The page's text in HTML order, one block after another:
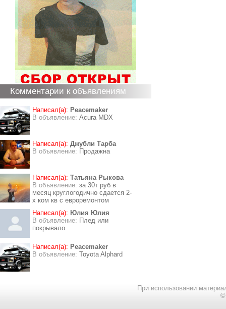
Комментарии к объявлениям
Написал(а): Peacemaker
В объявление: Acura MDX
Написал(а): Джубли Тарба
В объявление: Продажна
Написал(а): Татьяна Рыкова
В объявление: за 30т руб в
месяц круглогодично сдается 2-
х ком кв с евроремонтом
Написал(а): Юлия Юлия
В объявление: Плед или
покрывало
Написал(а): Peacemaker
В объявление: Toyota Alphard
При использовании